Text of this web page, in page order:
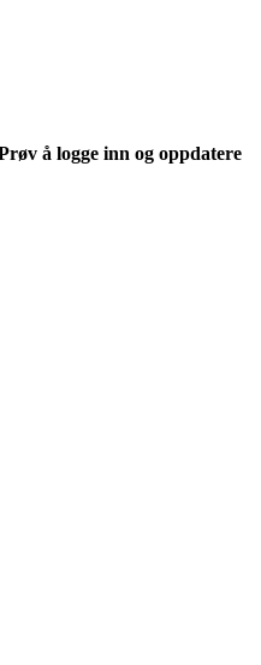
å logge inn og oppdatere